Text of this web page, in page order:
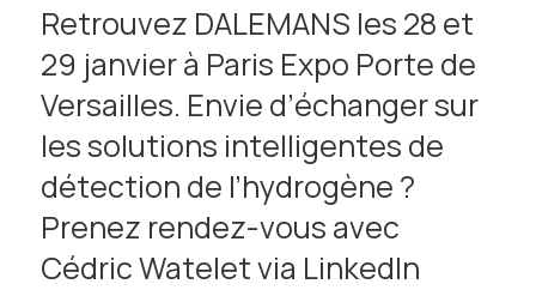
Retrouvez DALEMANS les 28 et
29 janvier à Paris Expo Porte de
Versailles. Envie d’échanger sur
les solutions intelligentes de
détection de l’hydrogène ?
Prenez rendez-vous avec
Cédric Watelet via LinkedIn